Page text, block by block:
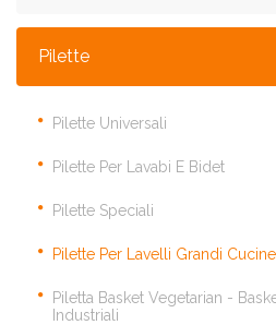
Pilette
Pilette Universali
Pilette Per Lavabi E Bidet
Pilette Speciali
Pilette Per Lavelli Grandi
Piletta Basket Vegetarian -
Industriali